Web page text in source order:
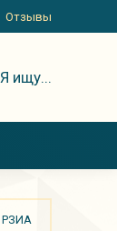
Отзывы
Я ищу...